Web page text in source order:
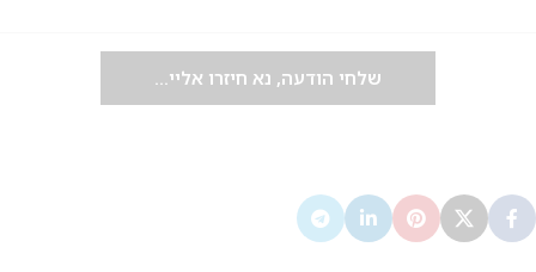
שלחי הודעה, נא חיזרו אליי...
על החירור ל-50 הפונות ראשונות